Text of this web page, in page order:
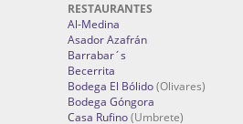
RESTAURANTES
Al-Medina
Asador Azafrán
Barrabar´s
Becerrita
Bodega El Bólido(Olivares)
Bodega Góngora
Casa Rufino(Umbrete)